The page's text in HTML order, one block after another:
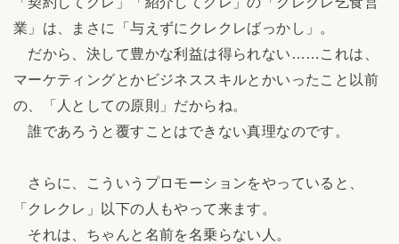
業」は、まさに「与えずにクレクレばっかし」。
だから、決して豊かな利益は得られない……これは、
マーケティングとかビジネススキルとかいったこと以前
の、「人としての原則」だからね。
誰であろうと覆すことはできない真理なのです。
さらに、こういうプロモーションをやっていると、
「クレクレ」以下の人もやって来ます。
それは、ちゃんと名前を名乗らない人。